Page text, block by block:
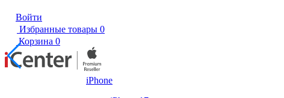
Войти
Избранные товары 0
Корзина 0
iPhone